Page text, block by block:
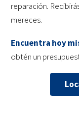
reparación.
mereces.
Encuentra hoy
obtén un